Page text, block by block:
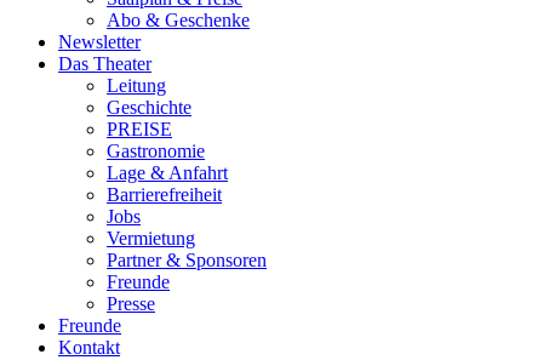
Abo & Geschenke
Newsletter
Das Theater
Leitung
Geschichte
PREISE
Gastronomie
Lage & Anfahrt
Barrierefreiheit
Jobs
Vermietung
Partner & Sponsoren
Freunde
Presse
Freunde
Kontakt